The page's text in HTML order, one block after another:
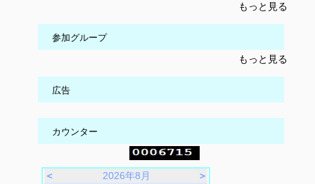
もっと見る
参加グループ
もっと見る
広告
カウンター
＜ 2026年8月
＞